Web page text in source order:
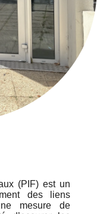
(PIF) est un
des liens
mesure de